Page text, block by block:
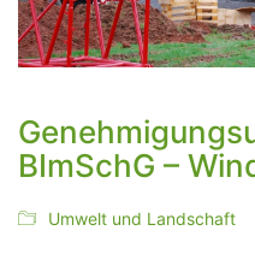
BImSchG –
Umwelt und Landschaft